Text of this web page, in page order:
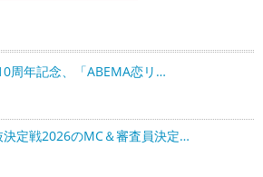
周年記念、「ABEMA恋リ…
決定戦2026のMC＆審査員決定…